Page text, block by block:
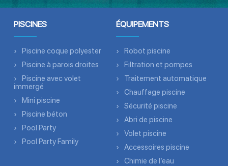
PISCINES
Piscine coque polyester
Piscine à parois droites
Piscine avec volet
immergé
Mini piscine
Piscine béton
Pool Party
Pool Party Family
ÉQUIPEMENTS
Robot piscine
Filtration et pompes
Traitement automatique
Chauffage piscine
Sécurité piscine
Abri de piscine
Volet piscine
Accessoires piscine
Chimie de l’eau